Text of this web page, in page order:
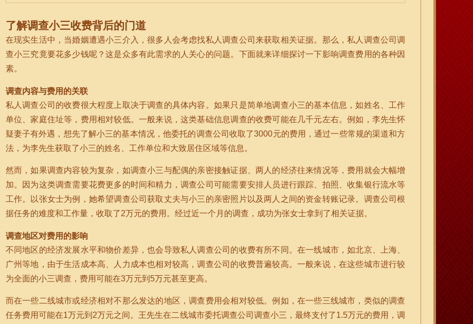
了解调查小三收费背后的门道
在现实生活中，当婚姻遭遇小三介入，很多人会考虑找私人调查公司来获取相关证据。那么，私人调查公司调
查小三究竟要花多少钱呢？这是众多有此需求的人关心的问题。下面就来详细探讨一下影响调查费用的各种因
素。
调查内容与费用的关联
私人调查公司的收费很大程度上取决于调查的具体内容。如果只是简单地调查小三的基本信息，如姓名、工作
单位、家庭住址等，费用相对较低。一般来说，这类基础信息调查的收费可能在几千元左右。例如，李先生怀
疑妻子有外遇，想先了解小三的基本情况，他委托的调查公司收取了3000元的费用，通过一些常规的渠道和方
法，为李先生获取了小三的姓名、工作单位和大致居住区域等信息。
然而，如果调查内容较为复杂，如调查小三与配偶的亲密接触证据、两人的经济往来情况等，费用就会大幅增
加。因为这类调查需要花费更多的时间和精力，调查公司可能需要安排人员进行跟踪、拍照、收集银行流水等
工作。以张女士为例，她希望调查公司获取丈夫与小三的亲密照片以及两人之间的资金转账记录。调查公司根
据任务的难度和工作量，收取了2万元的费用。经过近一个月的调查，成功为张女士拿到了相关证据。
调查地区对费用的影响
不同地区的经济发展水平和物价差异，也会导致私人调查公司的收费有所不同。在一线城市，如北京、上海、
广州等地，由于生活成本高、人力成本也相对较高，调查公司的收费普遍较高。一般来说，在这些城市进行较
为全面的小三调查，费用可能在3万元到5万元甚至更高。
而在一些二线城市或经济相对不那么发达的地区，调查费用会相对较低。例如，在一些三线城市，类似的调查
任务费用可能在1万元到2万元之间。王先生在二线城市委托调查公司调查小三，最终支付了1.5万元的费用，调